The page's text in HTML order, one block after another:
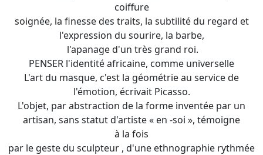
coiffure
soignée, la finesse des traits, la subtilité du regard et
l'expression du sourire, la barbe,
l'apanage d'un très grand roi.
PENSER l'identité africaine, comme universelle
L'art du masque, c'est la géométrie au service de
l'émotion, écrivait Picasso.
L'objet, par abstraction de la forme inventée par un
artisan, sans statut d'artiste « en -soi », témoigne
à la fois
par le geste du sculpteur , d'une ethnographie rythmée